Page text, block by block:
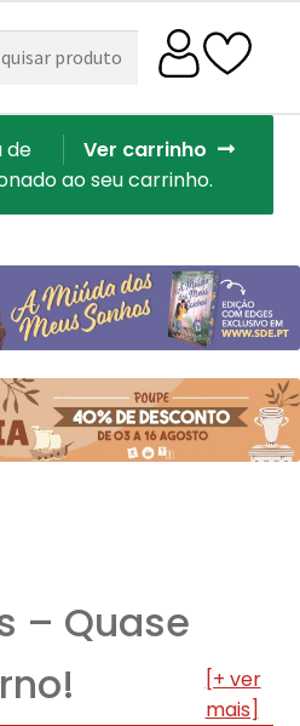
Ver carrinho
de
ao seu carrinho.
– Quase
[+ ver
mais]